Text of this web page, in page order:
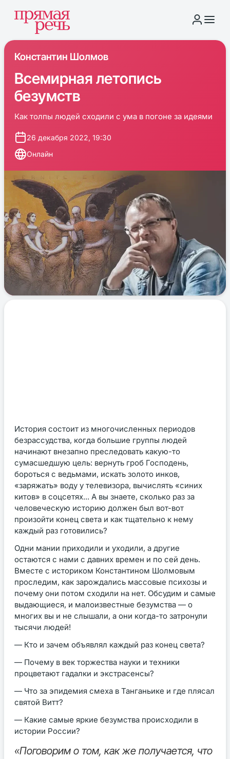
Константин Шолмов
Всемирная летопись
безумств
Как толпы людей сходили с ума в погоне за идеями
26 декабря 2022, 19:30
Онлайн
История состоит из многочисленных периодов
безрассудства, когда большие группы людей
начинают внезапно преследовать какую-то
сумасшедшую цель: вернуть гроб Господень,
бороться с ведьмами, искать золото инков,
«заряжать» воду у телевизора, вычислять «синих
китов» в соцсетях... А вы знаете, сколько раз за
человеческую историю должен был вот-вот
произойти конец света и как тщательно к нему
каждый раз готовились?
Одни мании приходили и уходили, а другие
остаются с нами с давних времен и по сей день.
Вместе с историком Константином Шолмовым
проследим, как зарождались массовые психозы и
почему они потом сходили на нет. Обсудим и самые
выдающиеся, и малоизвестные безумства — о
многих вы и не слышали, а они когда-то затронули
тысячи людей!
— Кто и зачем объявлял каждый раз конец света?
— Почему в век торжества науки и техники
процветают гадалки и экстрасенсы?
— Что за эпидемия смеха в Танганьике и где плясал
святой Витт?
— Какие самые яркие безумства происходили в
истории России?
«Поговорим о том, как же получается, что